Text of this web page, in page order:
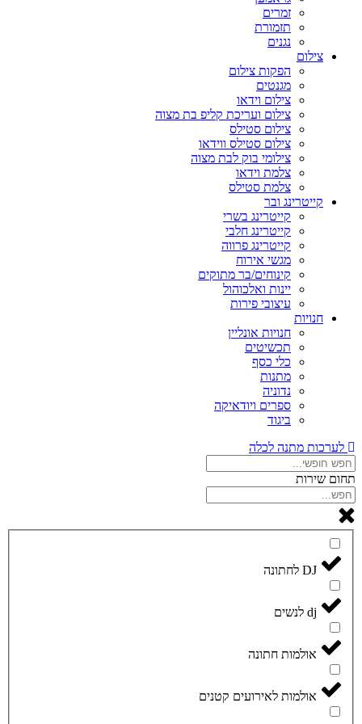
זמרים
תזמורת
נגנים
צילום
הפקות צילום
מגנטים
צילום וידאו
צילום ועריכת קליפ בת מצוה
צילום סטילס
צילום סטילס ווידאו
צילומי בוק לבת מצוה
צלמת וידאו
צלמת סטילס
קייטרינג ובר
קייטרינג בשרי
קייטרינג חלבי
קייטרינג פרווה
מגשי אירוח
קינוחים/בר מתוקים
יינות ואלכוהול
עיצובי פירות
חנויות
חנויות אונליין
תכשיטים
כלי כסף
מתנות
נדוניה
ספרים ויודאיקה
ביגוד
לערכות מתנה לכלה
תחום שירות
DJ לחתונה
dj לנשים
אולמות חתונה
אולמות לאירועים קטנים